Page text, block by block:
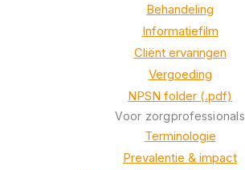
Behandeling
Informatiefilm
Cliënt ervaringen
Vergoeding
NPSN folder (.pdf)
Voor zorgprofessionals
Terminologie
Prevalentie & impact